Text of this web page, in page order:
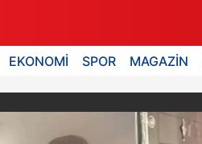
EKONOMİ SPOR MAGAZİN